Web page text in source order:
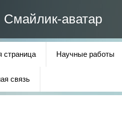
Смайлик-аватар
страница Научные работы
связь